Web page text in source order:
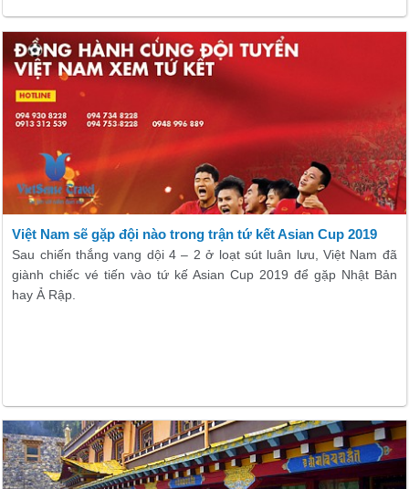
Việt Nam sẽ gặp đội nào trong trận tứ kết Asian Cup 2019
Sau chiến thắng vang dội 4 – 2 ở loạt sút luân lưu, Việt Nam đã
giành chiếc vé tiến vào tứ kế Asian Cup 2019 để gặp Nhật Bản
hay Ả Rập.